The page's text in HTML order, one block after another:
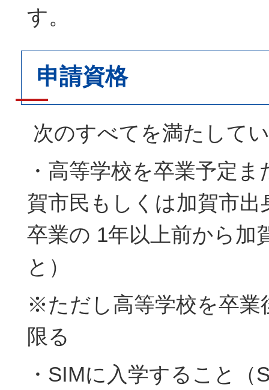
す。
申請資格
次のすべてを満たして
・高等学校を卒業予定
賀市民もしくは加賀市出
卒業の 1年以上前から加
と）
※ただし高等学校を卒業
限る
・SIMに入学すること（